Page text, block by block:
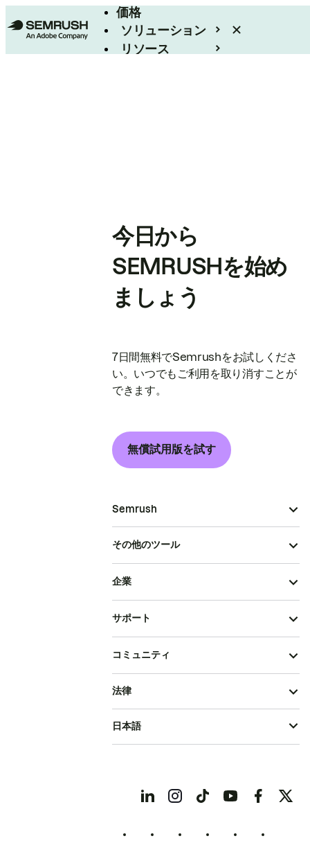
価格
ソリューション
リソース
今日から
SEMRUSHを始め
ましょう
7日間無料でSemrushをお試しくださ
い。いつでもご利用を取り消すことが
できます。
無償試用版を試す
Semrush
その他のツール
企業
サポート
コミュニティ
法律
日本語